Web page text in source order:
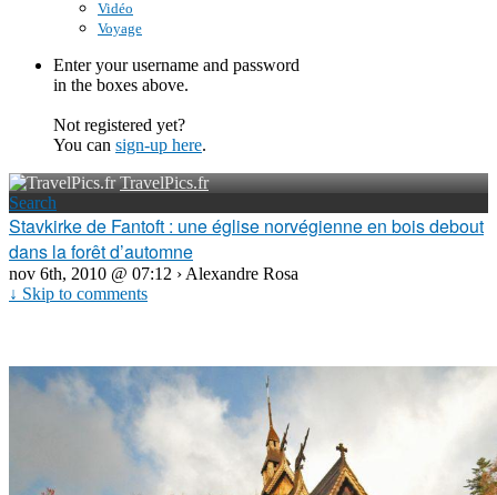
Vidéo
Voyage
Enter your username and password
in the boxes above.
Not registered yet?
You can sign-up here.
TravelPics.fr
Search
Stavkirke de Fantoft : une église norvégienne en bois debout
dans la forêt d’automne
nov 6th, 2010 @ 07:12 › Alexandre Rosa
↓ Skip to comments